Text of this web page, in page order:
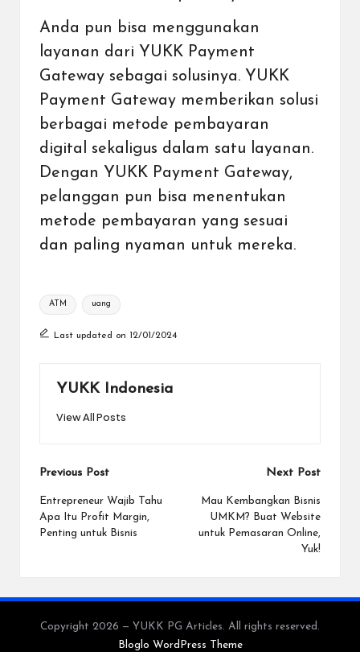
Anda pun bisa menggunakan
layanan dari YUKK Payment
Gateway sebagai solusinya. YUKK
Payment Gateway memberikan solusi
berbagai metode pembayaran
digital
sekaligus dalam satu layanan.
Dengan YUKK Payment Gateway,
pelanggan pun bisa menentukan
metode pembayaran yang sesuai
dan paling nyaman untuk mereka.
Tags:
ATM uang
Last updated on 12/01/2024
YUKK Indonesia
View All Posts
Post
navigation
Previous Post
Entrepreneur Wajib Tahu
Apa Itu Profit Margin,
Penting untuk Bisnis
Next Post
Mau Kembangkan Bisnis
UMKM? Buat Website
untuk Pemasaran Online,
Yuk!
Copyright 2026 — YUKK PG Articles. All rights reserved.
Bloglo WordPress Theme